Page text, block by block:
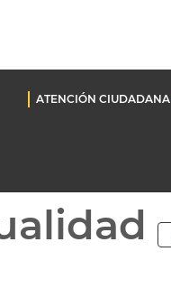
ATENCIÓN CIUDADANA